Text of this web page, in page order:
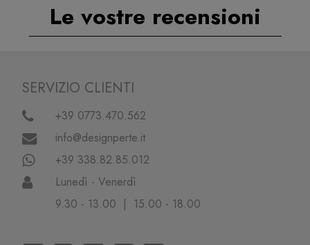
Le vostre recensioni
SERVIZIO CLIENTI
+39 0773.470.562
info@designperte.it
+39 338.82.85.012
Lunedì - Venerdì
9.30 - 13.00 | 15.00 - 18.00